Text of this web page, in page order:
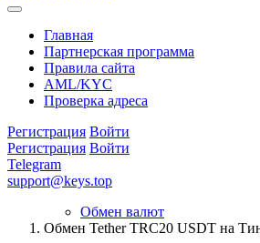
Главная
Партнерская программа
Правила сайта
AML/KYC
Проверка адреса
Регистрация Войти
Регистрация Войти
Telegram
support@keys.top
Обмен валют
Обмен Tether TRC20 USDT на